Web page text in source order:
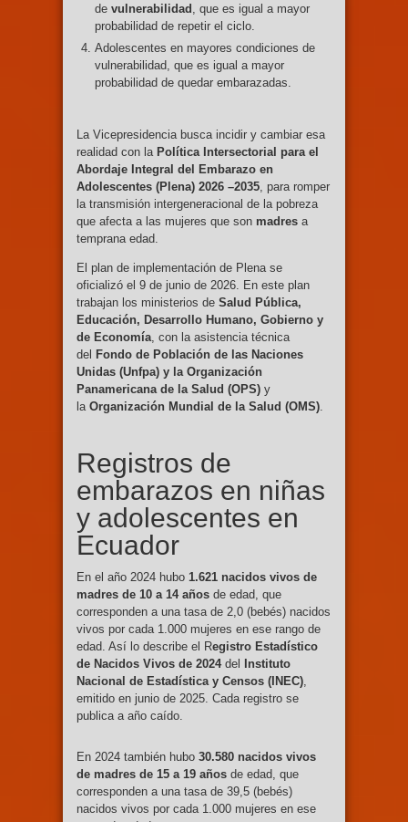
de vulnerabilidad
, que es igual a mayor
probabilidad de repetir el ciclo.
Adolescentes en mayores condiciones de
vulnerabilidad, que es igual a mayor
probabilidad de quedar embarazadas.
La Vicepresidencia busca incidir y cambiar esa
realidad con la Política Intersectorial para el
Abordaje Integral del Embarazo en
Adolescentes (Plena) 2026 –2035 , para romper
la transmisión intergeneracional de la pobreza
que afecta a las mujeres que son madres a
temprana edad.
El plan de implementación de Plena se
oficializó el 9 de junio de 2026. En este plan
trabajan los ministerios de Salud Pública,
Educación, Desarrollo Humano, Gobierno y
de Economía , con la asistencia técnica
del Fondo de Población de las Naciones
Unidas (Unfpa) y la Organización
Panamericana de la Salud (OPS) y
la Organización Mundial de la Salud (OMS)
Registros de
embarazos en niñas
y adolescentes en
Ecuador
En el año 2024 hubo 1.621 nacidos vivos de
madres de 10 a 14 años de edad, que
corresponden a una tasa de 2,0 (bebés) nacidos
vivos por cada 1.000 mujeres en ese rango de
edad. Así lo describe el Registro Estadístico
de Nacidos Vivos de 2024del
Instituto
Nacional de Estadística y Censos (INEC)
emitido en junio de 2025. Cada registro se
publica a año caído.
En 2024 también hubo 30.580 nacidos vivos
de madres de 15 a 19 años de edad, que
corresponden a una tasa de 39,5 (bebés)
nacidos vivos por cada 1.000 mujeres en ese